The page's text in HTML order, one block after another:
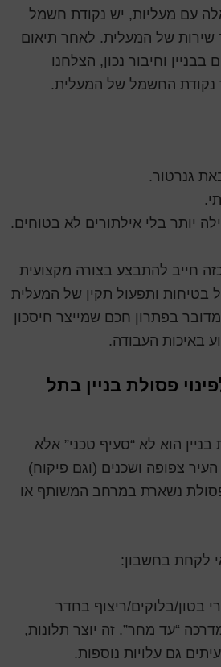
עם מעליות, יש נקודת חשמל
שירות של המעלית. לאחר תיאום
בבניין וחיבור נכון, הצלחנו
נקודת החשמל של המעלית.
גנרטור.
יותר בלי אילתורים לא בטוחים.
חייב להתבצע בצורה מקצועית
בטיחות ותפעול תקין של המעלית
מדובר בפתרון חכם שמייצר חיסכון
באיכות העבודה.
פסולת בניין בתל
הוא לא “סעיף טכני” אלא
צפופה ושכנים (וגם פיקוח)
נשארת במרחב המשותף או
לקחת בחשבון:
בטון/בלוקים/ריצוף בחדר
“עד מחר”. זה יוצר תלונות,
גם עלויות נוספות.